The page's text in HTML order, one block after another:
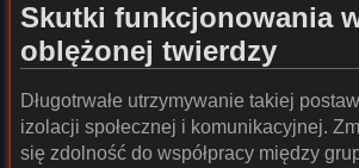
Skutki funkcjonowania
oblężonej twierdzy
Długotrwałe utrzymywanie takiej
izolacji społecznej i komunikacyjnej.
się zdolność do współpracy między